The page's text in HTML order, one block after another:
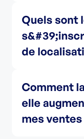
Quels sont
de
Comment
elle
mes ventes